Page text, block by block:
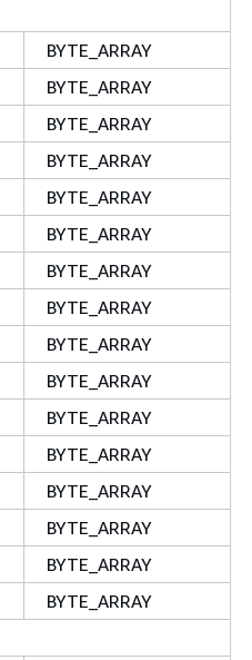
BYTE_ARRAY
BYTE_ARRAY
BYTE_ARRAY
BYTE_ARRAY
BYTE_ARRAY
BYTE_ARRAY
BYTE_ARRAY
BYTE_ARRAY
BYTE_ARRAY
BYTE_ARRAY
BYTE_ARRAY
BYTE_ARRAY
BYTE_ARRAY
BYTE_ARRAY
BYTE_ARRAY
BYTE_ARRAY